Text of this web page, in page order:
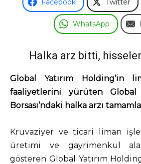
Facebook Twitter
WhatsApp
Halka arz bitti,
Global Yatırım Holding’in
faaliyetlerini yürüten Global
Borsası’ndaki halka arzı
Kruvaziyer ve ticari liman
üretimi ve gayrimenkul
gösteren Global Yatırım